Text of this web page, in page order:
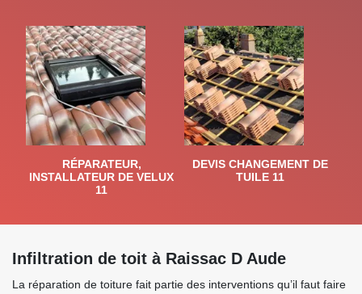
RÉPARATEUR,
INSTALLATEUR DE VELUX
11
DEVIS CHANGEMENT DE
TUILE 11
Infiltration de toit à Raissac D Aude
La réparation de toiture fait partie des interventions qu’il faut faire